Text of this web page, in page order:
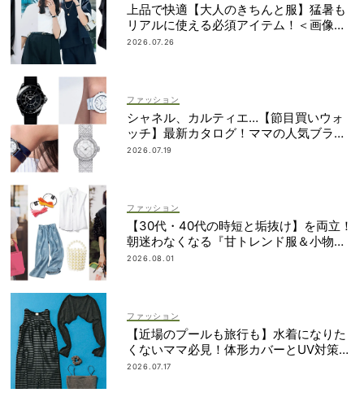
上品で快適【大人のきちんと服】猛暑も
リアルに使える必須アイテム！＜画像集
＞
2026.07.26
ファッション
シャネル、カルティエ…【節目買いウォ
ッチ】最新カタログ！ママの人気ブラン
ドを網羅
2026.07.19
ファッション
【30代・40代の時短と垢抜け】を両立！
朝迷わなくなる『甘トレンド服＆小物』
最旬カタログ
2026.08.01
ファッション
【近場のプールも旅行も】水着になりた
くないママ必見！体形カバーとUV対策を
両立するマルチウェア速報
2026.07.17